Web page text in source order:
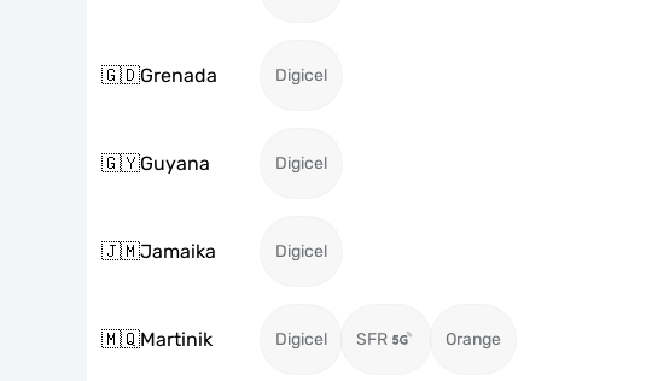
🇬🇩Grenada Digicel
🇬🇾Guyana Digicel
🇯🇲Jamaika Digicel
🇲🇶Martinik Digicel SFR Orange